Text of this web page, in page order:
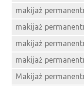
makijaż
makijaż
makijaż
makijaż
Makijaż